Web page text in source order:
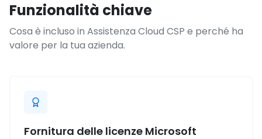
Funzionalità chiave
Cosa è incluso in Assistenza Cloud CSP e perché ha
valore per la tua azienda.
Fornitura delle licenze Microsoft